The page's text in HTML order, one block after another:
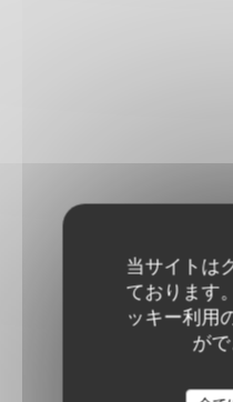
当サイトは
ております
ッキー利用
がで